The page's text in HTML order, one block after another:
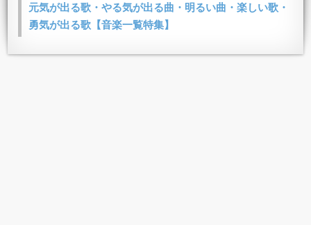
元気が出る歌・やる気が出る曲・明るい曲・楽しい歌・
勇気が出る歌【音楽一覧特集】